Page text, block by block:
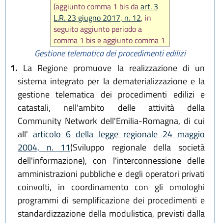
(aggiunto comma 1 bis daart. 3
L.R. 23 giugno 2017, n. 12, in
seguito aggiunto periodo a
comma 1 bis e aggiunto comma 1
ter daart. 2 L.R. 29 dicembre
Gestione telematica dei procedimenti edilizi
1. La Regione promuove la realizzazione di un
sistema integrato per la dematerializzazione e la
gestione telematica dei procedimenti edilizi e
catastali, nell'ambito delle attività della
Community Network dell'Emilia-Romagna, di cui
all'articolo 6 della legge regionale 24 maggio
2004, n. 11(Sviluppo regionale della società
dell'informazione), con l'interconnessione delle
amministrazioni pubbliche e degli operatori privati
coinvolti, in coordinamento con gli omologhi
programmi di semplificazione dei procedimenti e
standardizzazione della modulistica, previsti dalla